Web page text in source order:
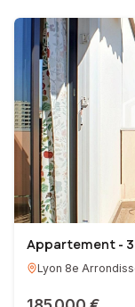
Appartement - 3
Lyon 8e